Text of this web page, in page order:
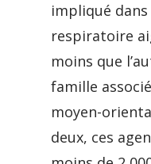
impliqué dans
respiratoire
moins que
famille
moyen-
deux, ces